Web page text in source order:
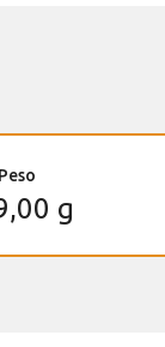
Peso
g